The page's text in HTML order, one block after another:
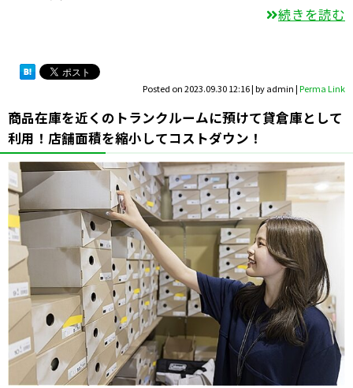
続きを読む
Posted on2023.09.30 12:16|byadmin|Perma Link
商品在庫を近くのトランクルームに預けて貸倉庫として
利用！店舗面積を縮小してコストダウン！